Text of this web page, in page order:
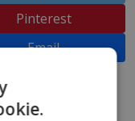
Pinterest
Email